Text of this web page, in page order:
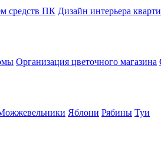
средств ПК Дизайн интерьера
Организация цветочного магазина
Яблони Рябины Туи